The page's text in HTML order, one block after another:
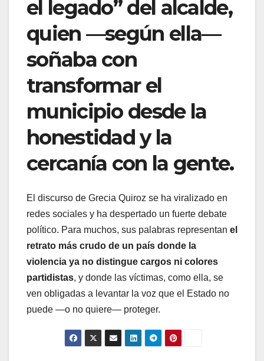
el legado” del alcalde,
quien —según ella—
soñaba con
transformar el
municipio desde la
honestidad y la
cercanía con la gente.
El discurso de Grecia Quiroz se ha viralizado en
redes sociales y ha despertado un fuerte debate
político. Para muchos, sus palabras representan el
retrato más crudo de un país donde la
violencia ya no distingue cargos ni colores
partidistas, y donde las víctimas, como ella, se
ven obligadas a levantar la voz que el Estado no
puede —o no quiere— proteger.